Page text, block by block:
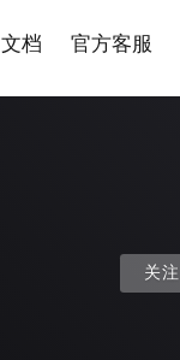
文档 官方客服
关注